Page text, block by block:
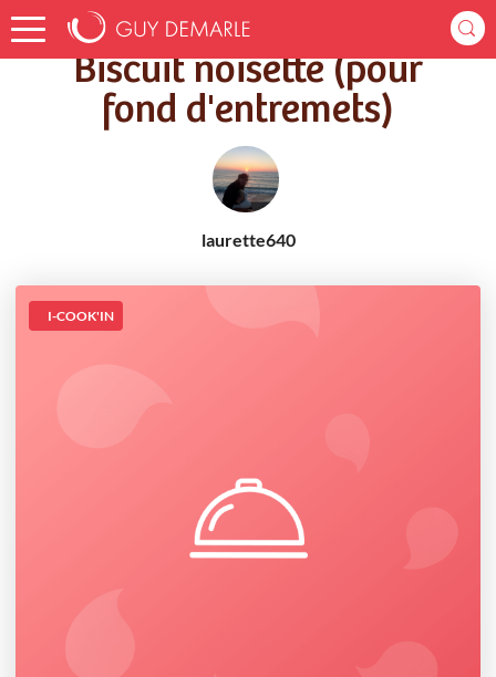
Accueil Recettes Biscuit noisette (pour fond d'entremets)
Biscuit noisette (pour
fond d'entremets)
laurette640
I-COOK'IN